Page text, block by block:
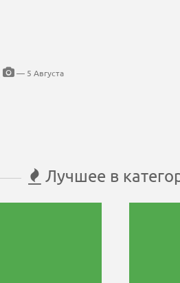
— 5 Августа
Лучшее в